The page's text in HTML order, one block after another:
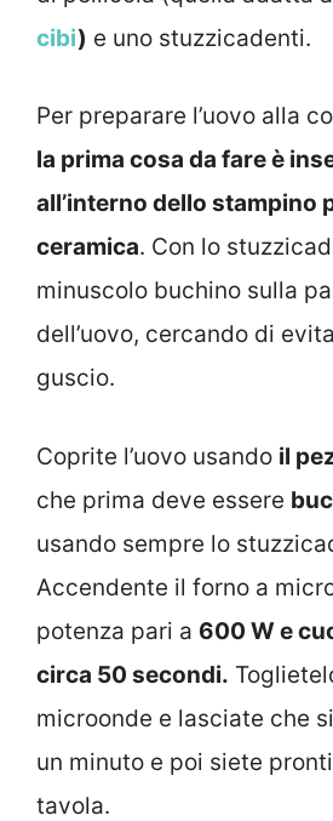
cibi) e uno stuzzicadenti.
Per preparare l’uovo alla
la prima cosa da fare è
all’interno dello stampino
ceramica. Con lo
minuscolo buchino sulla
dell’uovo, cercando di
guscio.
Coprite l’uovo usando il
che prima deve essere
usando sempre lo
Accendente il forno a
potenza pari a 600 W e
circa 50 secondi.
microonde e lasciate che
un minuto e poi siete
tavola.